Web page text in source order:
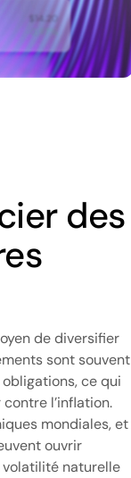
des
de diversifier
sont souvent
ce qui
l’inflation.
mondiales, et
ouvrir
naturelle